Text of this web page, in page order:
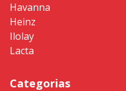
Havanna
Heinz
Ilolay
Lacta
Categorias